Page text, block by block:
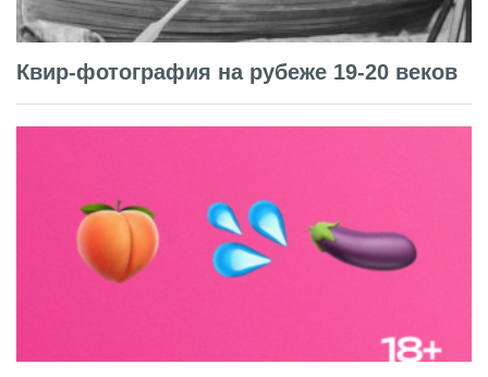
Квир-фотография на рубеже 19-20 веков